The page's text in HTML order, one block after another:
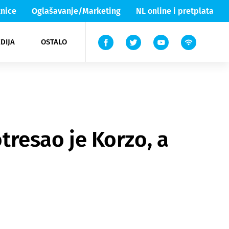
Oglašavanje/Marketing NL online i pretplata
OSTALO
Lika & Senj
TV
je Korzo, a